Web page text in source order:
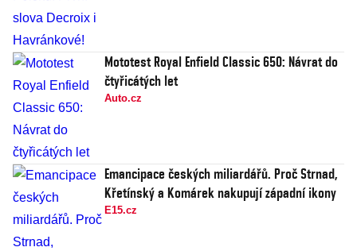
Mototest Royal Enfield Classic 650: Návrat do
čtyřicátých let
Auto.cz
Emancipace českých miliardářů. Proč Strnad,
Křetínský a Komárek nakupují západní ikony
E15.cz